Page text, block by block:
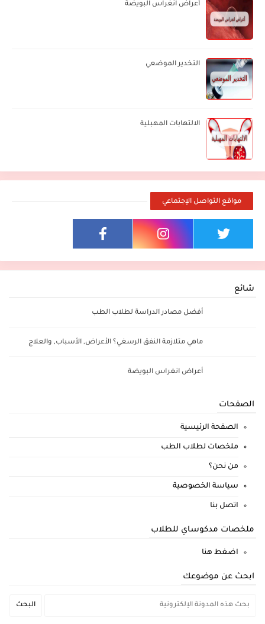
أعراض انغراس البويضة
التخدير الموضعي
الالتهابات المهبلية
مواقع التواصل الإجتماعي
شائع
أفضل مصادر الدراسة لطلاب الطب
ماهي متلازمة النفق الرسغي؟ الأعراض, الأسباب, والعلاج
أعراض انغراس البويضة
الصفحات
الصفحة الرئيسية
ملخصات لطلاب الطب
من نحن؟
سياسة الخصوصية
اتصل بنا
ملخصات مدكوساي للطلاب
اضغط هنا
ابحث عن موضوعك